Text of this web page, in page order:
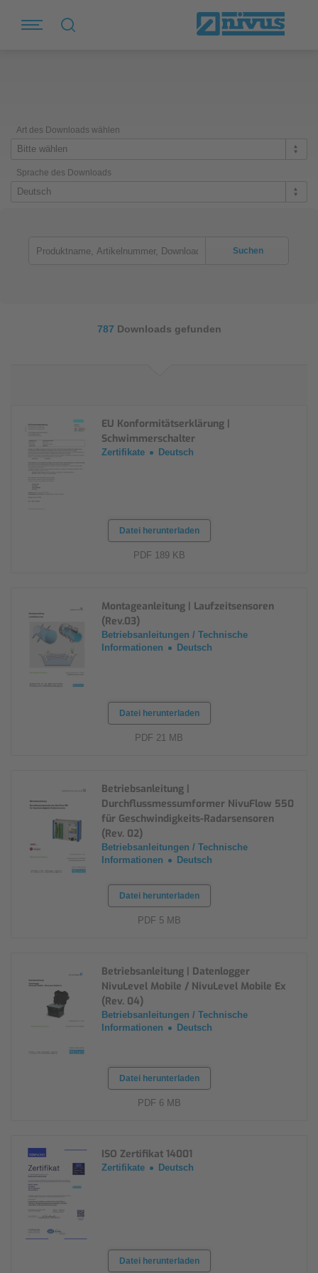
Art des Downloads wählen
Bitte wählen
Sprache des Downloads
Deutsch
Suchen
787 Downloads gefunden
EU Konformitätserklärung |
Schwimmerschalter
Zertifikate Deutsch
Datei herunterladen
PDF 189 KB
Montageanleitung | Laufzeitsensoren
(Rev.03)
Betriebsanleitungen / Technische
Informationen
Deutsch
Datei herunterladen
PDF 21 MB
Betriebsanleitung |
Durchflussmessumformer NivuFlow 550
für Geschwindigkeits-Radarsensoren
(Rev. 02)
Betriebsanleitungen / Technische
Informationen
Deutsch
Datei herunterladen
PDF 5 MB
Betriebsanleitung | Datenlogger
NivuLevel Mobile / NivuLevel Mobile Ex
(Rev. 04)
Betriebsanleitungen / Technische
Informationen
Deutsch
Datei herunterladen
PDF 6 MB
ISO Zertifikat 14001
Zertifikate Deutsch
Datei herunterladen